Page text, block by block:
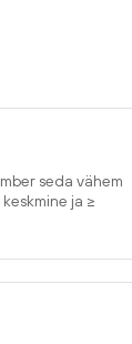
seda vähem
ja ≥